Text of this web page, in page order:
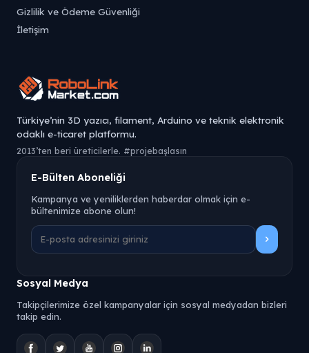
Gizlilik ve Ödeme Güvenliği
İletişim
Türkiye’nin 3D yazıcı, filament, Arduino ve teknik elektronik
odaklı e-ticaret platformu.
2013’ten beri üreticilerle. #projebaşlasın
E-Bülten Aboneliği
Kampanya ve yeniliklerden haberdar olmak için e-
bültenimize abone olun!
Sosyal Medya
Takipçilerimize özel kampanyalar için sosyal medyadan bizleri
takip edin.